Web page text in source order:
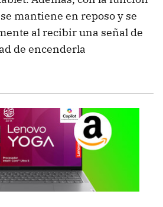
mantiene en reposo y se
al recibir una señal de
de encenderla